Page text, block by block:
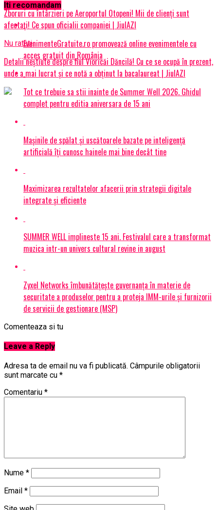
Zboruri cu întârzieri pe Aeroportul Otopeni! Mii de clienți sunt
afectați! Ce spun oficialii companiei | JiulAZI
Nu ratati
Detalii neștiute despre fiul Vioricăi Dăncilă! Cu ce se ocupă în prezent,
unde a mai lucrat și ce notă a obținut la bacalaureat | JiulAZI
Iti recomandam
EvenimenteGratuite.ro promovează online evenimentele cu
acces gratuit din România
Tot ce trebuie sa stii inainte de Summer Well 2026. Ghidul
complet pentru editia aniversara de 15 ani
Mașinile de spălat și uscătoarele bazate pe inteligență
artificială îți cunosc hainele mai bine decât tine
Maximizarea rezultatelor afacerii prin strategii digitale
integrate și eficiente
SUMMER WELL implineste 15 ani. Festivalul care a transformat
muzica intr-un univers cultural revine in august
Zyxel Networks îmbunătățește guvernanța în materie de
securitate a produselor pentru a proteja IMM-urile și furnizorii
de servicii de gestionare (MSP)
Comenteaza si tu
Leave a Reply
Adresa ta de email nu va fi publicată. Câmpurile obligatorii
sunt marcate cu *
Comentariu *
Nume *
Email *